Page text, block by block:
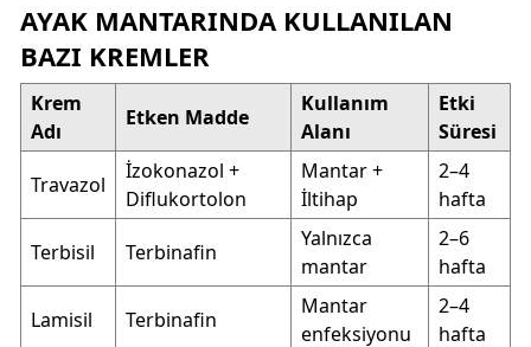
AYAK MANTARINDA KULLANILAN
BAZI KREMLER
Krem
Adı
Etken Madde
Kullanım
Alanı
Etki
Süresi
Travazol
İzokonazol +
Diflukortolon
Mantar +
İltihap
2–4
hafta
Terbisil Terbinafin
Yalnızca
mantar
2–6
hafta
Lamisil Terbinafin
Mantar
enfeksiyonu
2–4
hafta